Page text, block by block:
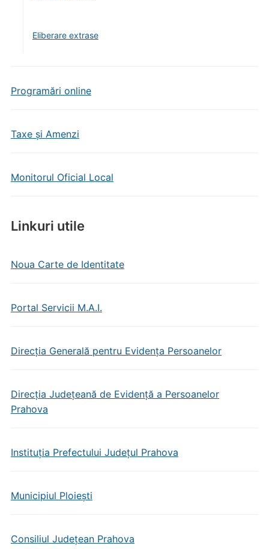
Eliberare extrase
Programări online
Taxe și Amenzi
Monitorul Oficial Local
Linkuri utile
Noua Carte de Identitate
Portal Servicii M.A.I.
Direcția Generală pentru Evidența Persoanelor
Direcția Județeană de Evidență a Persoanelor
Prahova
Instituția Prefectului Județul Prahova
Municipiul Ploiești
Consiliul Județean Prahova